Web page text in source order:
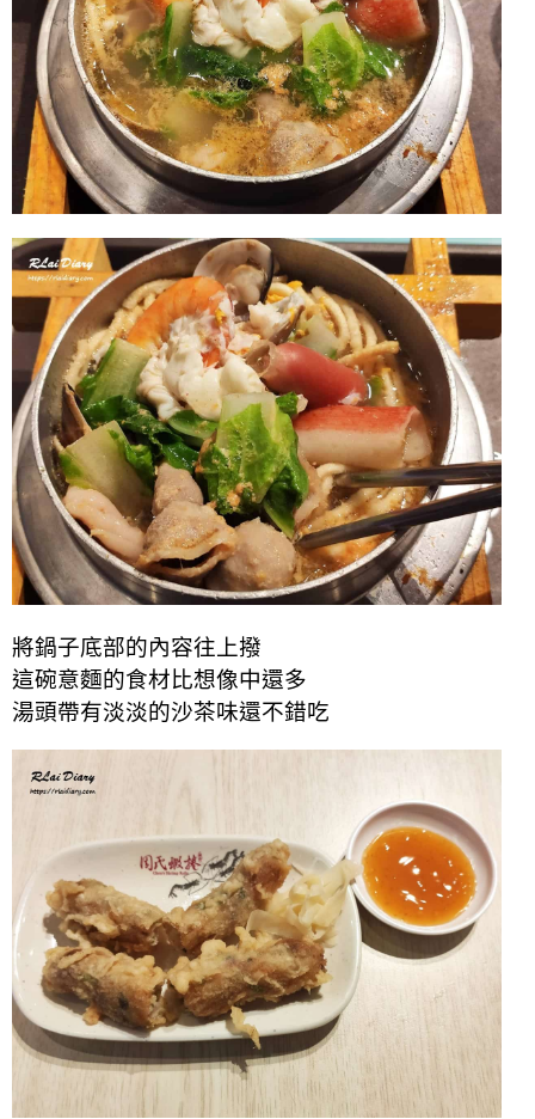
將鍋子底部的內容往上撥
這碗意麵的食材比想像中還多
湯頭帶有淡淡的沙茶味還不錯吃